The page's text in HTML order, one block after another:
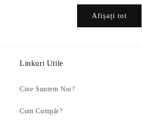
Afișați tot
Linkuri Utile
Cine Suntem Noi?
Cum Cumpăr?